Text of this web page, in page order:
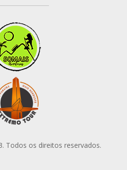
Todos os direitos reservados.